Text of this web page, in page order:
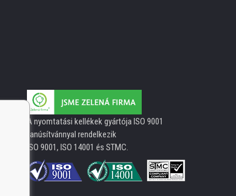
A nyomtatási kellékek gyártója ISO 9001
tanúsítvánnyal rendelkezik
ISO 9001, ISO 14001 és STMC.